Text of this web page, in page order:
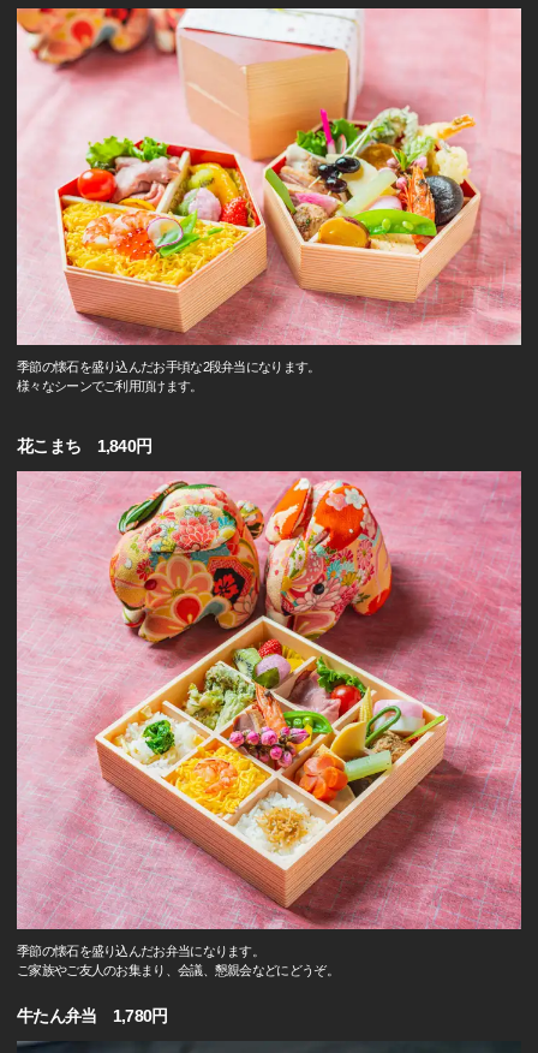
季節の懐石を盛り込んだお手頃な2段弁当になります。
様々なシーンでご利用頂けます。
花こまち 1,840円
季節の懐石を盛り込んだお弁当になります。
ご家族やご友人のお集まり、会議、懇親会などにどうぞ。
牛たん弁当 1,780円